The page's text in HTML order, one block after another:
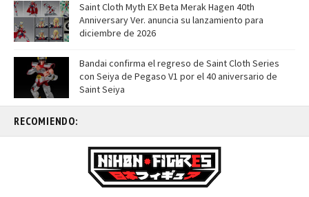
Saint Cloth Myth EX Beta Merak Hagen 40th
Anniversary Ver. anuncia su lanzamiento para
diciembre de 2026
Bandai confirma el regreso de Saint Cloth Series
con Seiya de Pegaso V1 por el 40 aniversario de
Saint Seiya
RECOMIENDO: